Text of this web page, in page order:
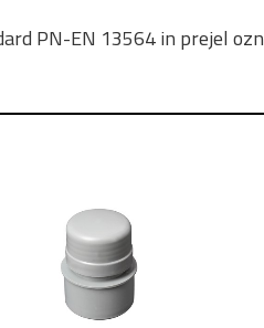
PN-EN 13564 in prejel